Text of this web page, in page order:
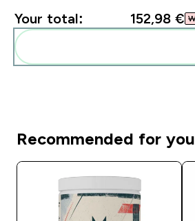
Your total: 152,98 €‎
Recommended for you